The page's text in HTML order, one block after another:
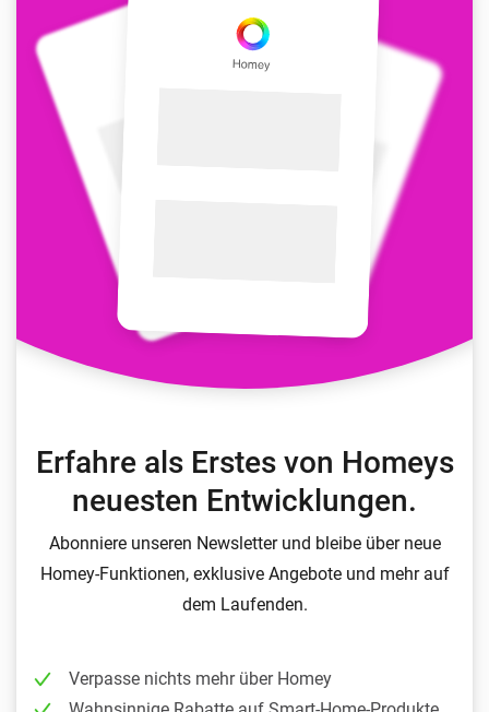
Erfahre als Erstes von Homeys
neuesten Entwicklungen.
Abonniere unseren Newsletter und bleibe über neue
Homey-Funktionen, exklusive Angebote und mehr auf
dem Laufenden.
Verpasse nichts mehr über Homey